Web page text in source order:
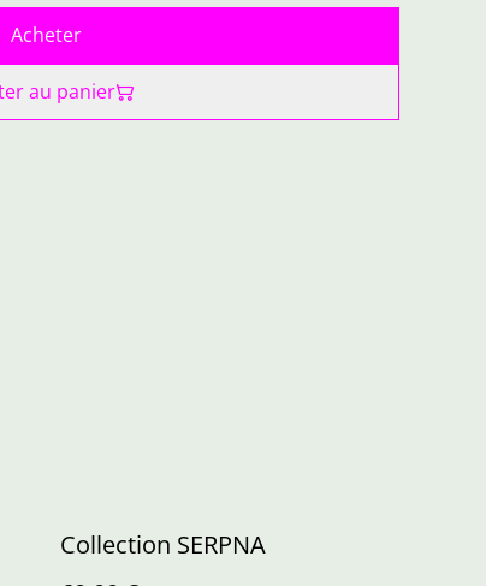
Acheter
au panier
Collection SERPNA